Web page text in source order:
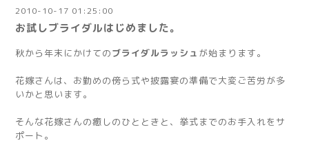
2010-10-17 01:25:00
お試しブライダルはじめました。
秋から年末にかけてのブライダルラッシュ が始まります。
花嫁さんは、お勤めの傍ら式や披露宴の準備で大変ご苦労が多
いかと思います。
そんな花嫁さんの癒しのひとときと、挙式までのお手入れをサ
ポート。